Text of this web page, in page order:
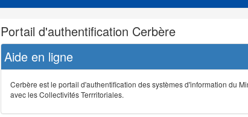
Navigation
et
outils
annexes
Portail d'authentification Cerbère
Aide en ligne
Cerbère est le portail d'authentification des systèmes d'information du
avec les Collectivités Terrritoriales.